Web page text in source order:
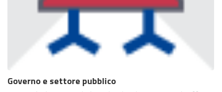
Governo e settore pubblico